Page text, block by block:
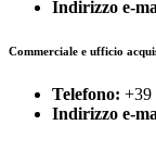
Indirizzo e-
Commerciale e ufficio
Telefono: +39
Indirizzo e-